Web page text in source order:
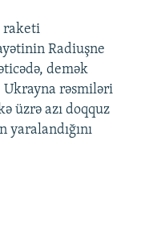
raketi
Radiuşne
demək
rəsmiləri
üzrə azı doqquz